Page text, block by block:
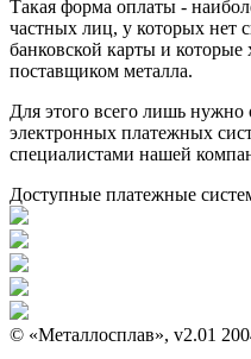
Такая форма оплаты -
частных лиц, у которых нет
банковской карты и которые
поставщиком металла.
Для этого всего лишь нужно
электронных платежных
специалистами нашей
Доступные платежные
© «Металлосплав», v2.01